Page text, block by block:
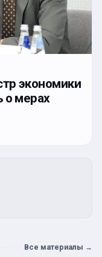
экономики
о мерах
Все материалы →